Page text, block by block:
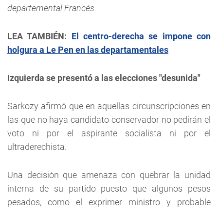
departemental Francés
LEA TAMBIÉN: El centro-derecha se impone con
holgura a Le Pen en las departamentales
Izquierda se presentó a las elecciones "desunida"
Sarkozy afirmó que en aquellas circunscripciones en
las que no haya candidato conservador no pedirán el
voto ni por el aspirante socialista ni por el
ultraderechista.
Una decisión que amenaza con quebrar la unidad
interna de su partido puesto que algunos pesos
pesados, como el exprimer ministro y probable